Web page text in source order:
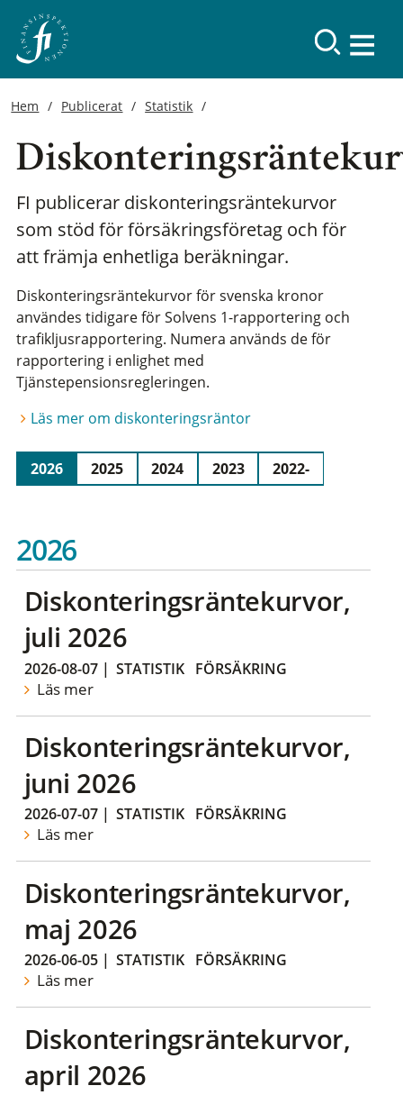
Hem Publicerat Statistik
FI publicerar diskonteringsräntekurvor
som stöd för försäkringsföretag och för
att främja enhetliga beräkningar.
Diskonteringsräntekurvor för svenska kronor
användes tidigare för Solvens 1-rapportering och
trafikljusrapportering. Numera används de för
rapportering i enlighet med
Tjänstepensionsregleringen.
Läs mer om diskonteringsräntor
2026 2025 2024 2023 2022-
2026
Diskonteringsräntekurvor,
juli 2026
2026-08-07| STATISTIK FÖRSÄKRING
Läs mer
Diskonteringsräntekurvor,
juni 2026
2026-07-07| STATISTIK FÖRSÄKRING
Läs mer
Diskonteringsräntekurvor,
maj 2026
2026-06-05| STATISTIK FÖRSÄKRING
Läs mer
Diskonteringsräntekurvor,
april 2026